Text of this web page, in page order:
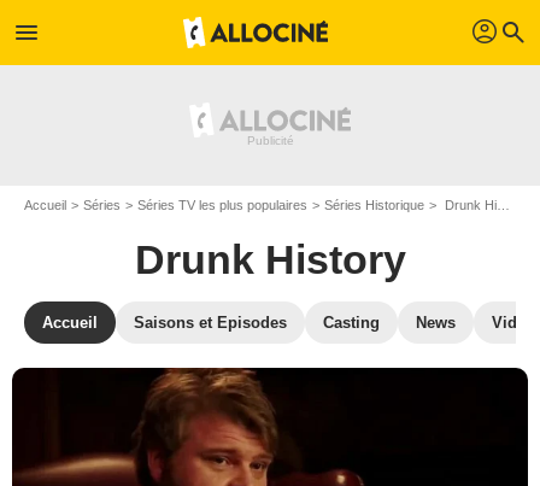
menu profil search
Accueil Séries Séries TV les plus populaires Séries Historique Drunk History
Drunk History
Accueil Saisons et Episodes Casting News